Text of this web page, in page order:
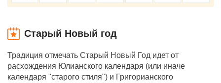
Старый Новый год
Традиция отмечать Старый Новый Год идет от
расхождения Юлианского календаря (или иначе
календаря "старого стиля") и Григорианского